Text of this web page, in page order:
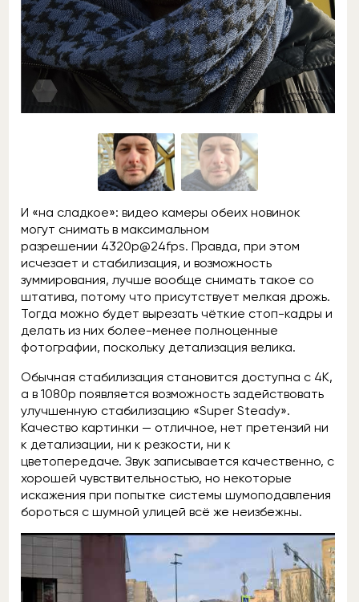
И «на сладкое»: видео камеры обеих новинок
могут снимать в максимальном
разрешении 4320p@24fps. Правда, при этом
исчезает и стабилизация, и возможность
зуммирования, лучше вообще снимать такое со
штатива, потому что присутствует мелкая дрожь.
Тогда можно будет вырезать чёткие стоп-кадры и
делать из них более-менее полноценные
фотографии, поскольку детализация велика.
Обычная стабилизация становится доступна с 4К,
а в 1080р появляется возможность задействовать
улучшенную стабилизацию «Super Steady».
Качество картинки — отличное, нет претензий ни
к детализации, ни к резкости, ни к
цветопередаче. Звук записывается качественно, с
хорошей чувствительностью, но некоторые
искажения при попытке системы шумоподавления
бороться с шумной улицей всё же неизбежны.